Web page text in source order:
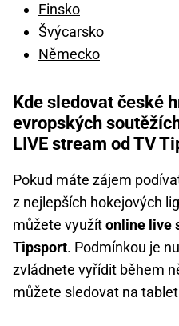
Finsko
Švýcarsko
Německo
Kde sledovat české
evropských
LIVE stream od TV
Pokud máte zájem
z nejlepších hokejových
můžete využítonline live
Tipsport. Podmínkou je
zvládnete vyřídit během
můžete sledovat na